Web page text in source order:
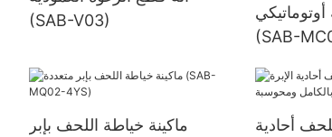
(SAB-V03)
(SAB-
ماكينة خياطة اللحف بإبر
أحادية